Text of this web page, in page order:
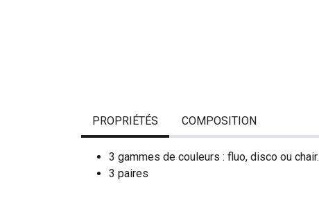
PROPRIÉTÉS COMPOSITION
3 gammes de couleurs : fluo, disco ou chair.
3 paires